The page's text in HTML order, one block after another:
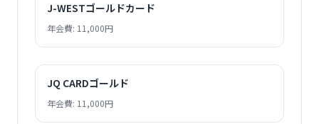
J-WESTゴールドカード
年会費: 11,000円
JQ CARDゴールド
年会費: 11,000円